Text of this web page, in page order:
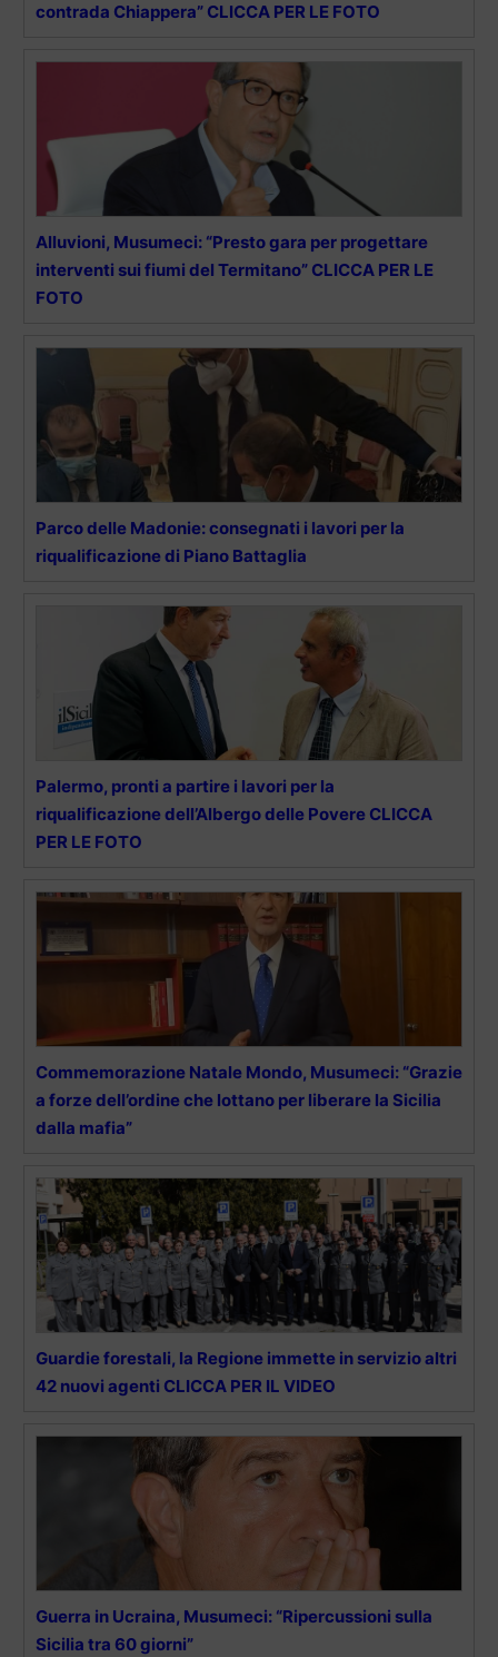
contrada Chiappera” CLICCA PER LE FOTO
Alluvioni, Musumeci: “Presto gara per progettare
interventi sui fiumi del Termitano” CLICCA PER LE
FOTO
Parco delle Madonie: consegnati i lavori per la
riqualificazione di Piano Battaglia
Palermo, pronti a partire i lavori per la
riqualificazione dell’Albergo delle Povere CLICCA
PER LE FOTO
Commemorazione Natale Mondo, Musumeci: “Grazie
a forze dell’ordine che lottano per liberare la Sicilia
dalla mafia”
Guardie forestali, la Regione immette in servizio altri
42 nuovi agenti CLICCA PER IL VIDEO
Guerra in Ucraina, Musumeci: “Ripercussioni sulla
Sicilia tra 60 giorni”